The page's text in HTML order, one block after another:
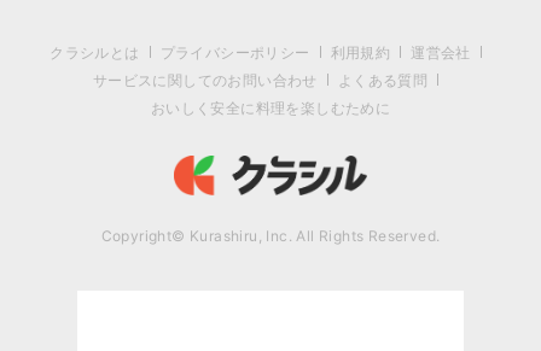
クラシルとは プライバシーポリシー 利用規約
運営会社
サービスに関してのお問い合わせ
よくある質問
おいしく安全に料理を楽しむために
Copyright© Kurashiru, Inc. All Rights Reserved.